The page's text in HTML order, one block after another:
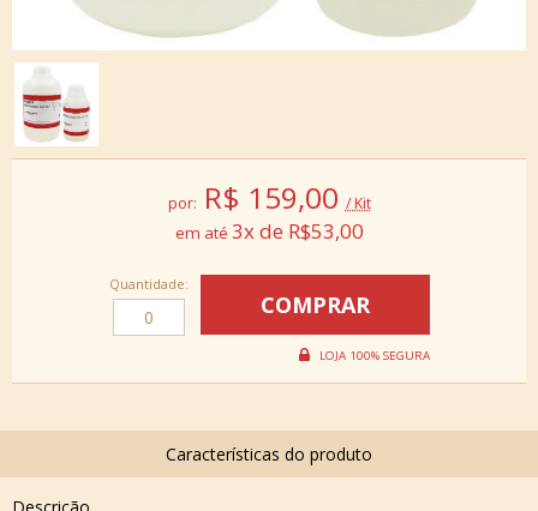
por: R$ 159,00 / Kit
3x de R$53,00
Quantidade: